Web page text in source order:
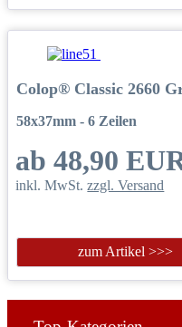
Colop® Classic 2660
58x37mm - 6 Zeilen
ab 48,90
inkl. MwSt.zzgl. Versand
zum Artikel >>>